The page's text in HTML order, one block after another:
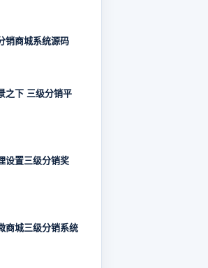
销商城系统源码
之下 三级分销平
设置三级分销奖
商城三级分销系统